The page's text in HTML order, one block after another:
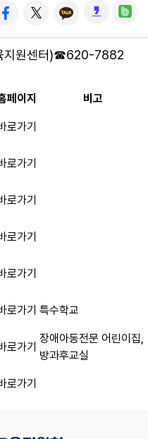
지원센터)☎620-7882
페이지 비고
로가기
로가기
로가기
로가기
로가기
로가기 특수학교
로가기
장애아동전문 어린이집,
방과후교실
로가기